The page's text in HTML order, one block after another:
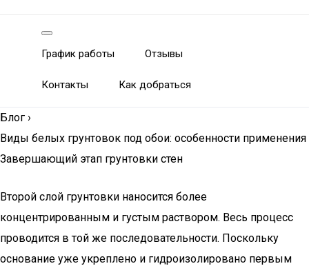
График работы Отзывы
Контакты Как добраться
Блог ›
Виды белых грунтовок под обои: особенности применения
Завершающий этап грунтовки стен
Второй слой грунтовки наносится более
концентрированным и густым раствором. Весь процесс
проводится в той же последовательности. Поскольку
основание уже укреплено и гидроизолировано первым